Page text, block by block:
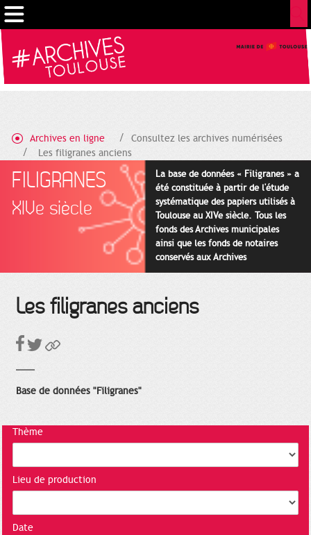
Archives en ligne
Consultez les archives numérisées
Les filigranes anciens
FILIGRANES
XIVe siècle
La base de données « Filigranes » a
été constituée à partir de l'étude
systématique des papiers utilisés à
Toulouse au XIVe siècle. Tous les
fonds des Archives municipales
ainsi que les fonds de notaires
conservés aux Archives
départementales pour cette
Les filigranes anciens
Base de données "Filigranes"
Thème
Lieu de production
Date
Gestion de vos préférences sur les cookies